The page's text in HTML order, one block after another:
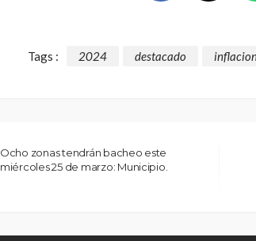
Tags : 2024 destacado
Ocho zonas tendrán bacheo este
miércoles 25 de marzo: Municipio.